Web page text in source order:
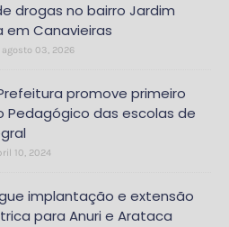
drogas no bairro Jardim
em Canavieiras
03, 2026
promove primeiro
Pedagógico das escolas de
10, 2024
implantação e extensão
para Anuri e Arataca